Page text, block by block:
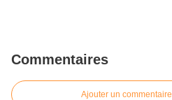
Commentaires
Ajouter un commentaire